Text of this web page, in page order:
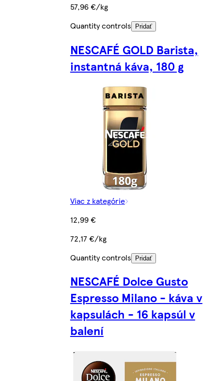
57,96 €/kg
Quantity controls
Pridať
NESCAFÉ GOLD Barista,
instantná káva, 180 g
Viac z kategórie
12,99 €
72,17 €/kg
Quantity controls
Pridať
NESCAFÉ Dolce Gusto
Espresso Milano - káva v
kapsulách - 16 kapsúl v
balení